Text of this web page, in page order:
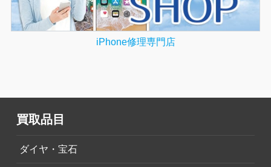
iPhone修理専門店
買取品目
ダイヤ・宝石